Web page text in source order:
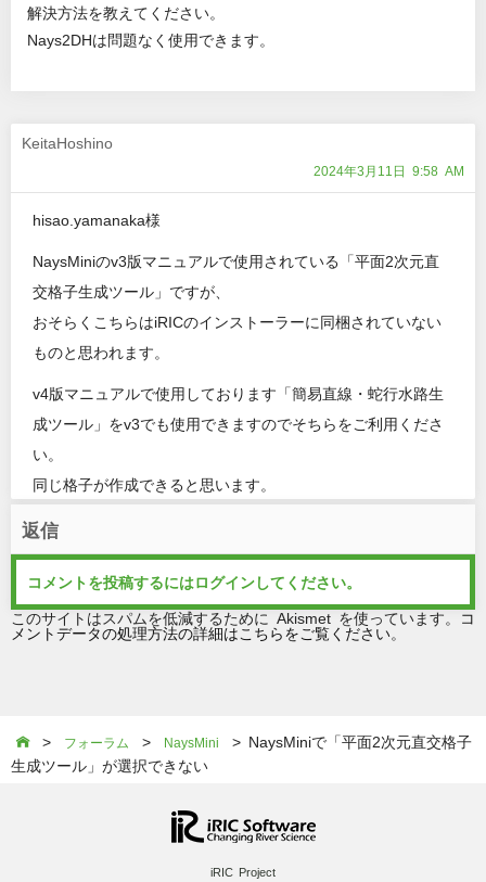
解決方法を教えてください。
Nays2DHは問題なく使用できます。
KeitaHoshino
2024年3月11日 9:58 AM
hisao.yamanaka様
NaysMiniのv3版マニュアルで使用されている「平面2次元直
交格子生成ツール」ですが、
おそらくこちらはiRICのインストーラーに同梱されていない
ものと思われます。
v4版マニュアルで使用しております「簡易直線・蛇行水路生
成ツール」をv3でも使用できますのでそちらをご利用くださ
い。
同じ格子が作成できると思います。
返信
コメントを投稿するにはログイン してください。
このサイトはスパムを低減するために Akismet を使っています。
コ
メントデータの処理方法の詳細はこちらをご覧ください
 > フォーラム > NaysMini
> NaysMiniで「平面2次元直交格子
生成ツール」が選択できない
iRIC Project